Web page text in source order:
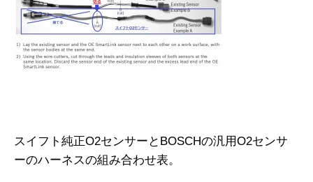
スイフト純正O2センサーとBOSCHの汎用O2センサ
ーのハーネスの組み合わせ表。